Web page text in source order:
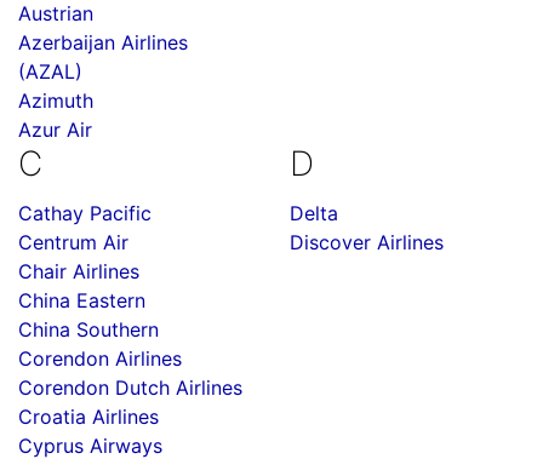
Austrian
Azerbaijan Airlines
(AZAL)
Azimuth
Azur Air
C
Cathay Pacific
Centrum Air
Chair Airlines
China Eastern
China Southern
Corendon Airlines
Corendon Dutch Airlines
Croatia Airlines
Cyprus Airways
D
Delta
Discover Airlines